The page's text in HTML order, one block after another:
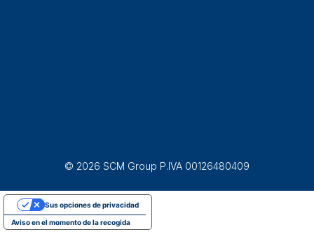
© 2026 SCM Group P.IVA 00126480409
Aviso en el momento de la recogida
Sus opciones de privacidad